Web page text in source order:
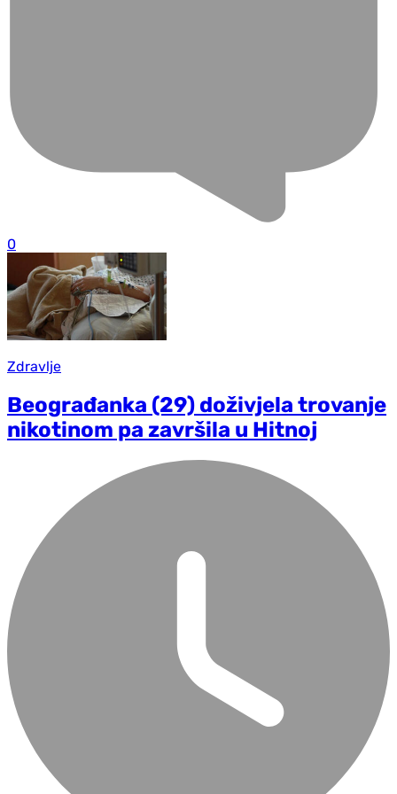
0
Zdravlje
Beograđanka (29) doživjela trovanje
nikotinom pa završila u Hitnoj